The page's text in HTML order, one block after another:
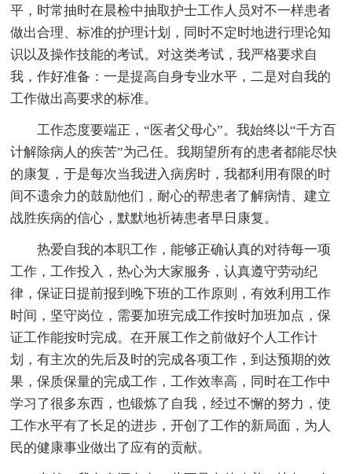
平，时常抽时在晨检中抽取护士工作人员对不一样患者
做出合理、标准的护理计划，同时不定时地进行理论知
识以及操作技能的考试。对这类考试，我严格要求自
我，作好准备：一是提高自身专业水平，二是对自我的
工作做出高要求的标准。
工作态度要端正，“医者父母心”。我始终以“千方百
计解除病人的疾苦”为己任。我期望所有的患者都能尽快
的康复，于是每次当我进入病房时，我都利用有限的时
间不遗余力的鼓励他们，耐心的帮患者了解病情、建立
战胜疾病的信心，默默地祈祷患者早日康复。
热爱自我的本职工作，能够正确认真的对待每一项
工作，工作投入，热心为大家服务，认真遵守劳动纪
律，保证日提前报到晚下班的工作原则，有效利用工作
时间，坚守岗位，需要加班完成工作按时加班加点，保
证工作能按时完成。在开展工作之前做好个人工作计
划，有主次的先后及时的完成各项工作，到达预期的效
果，保质保量的完成工作，工作效率高，同时在工作中
学习了很多东西，也锻炼了自我，经过不懈的努力，使
工作水平有了长足的进步，开创了工作的新局面，为人
民的健康事业做出了应有的贡献。